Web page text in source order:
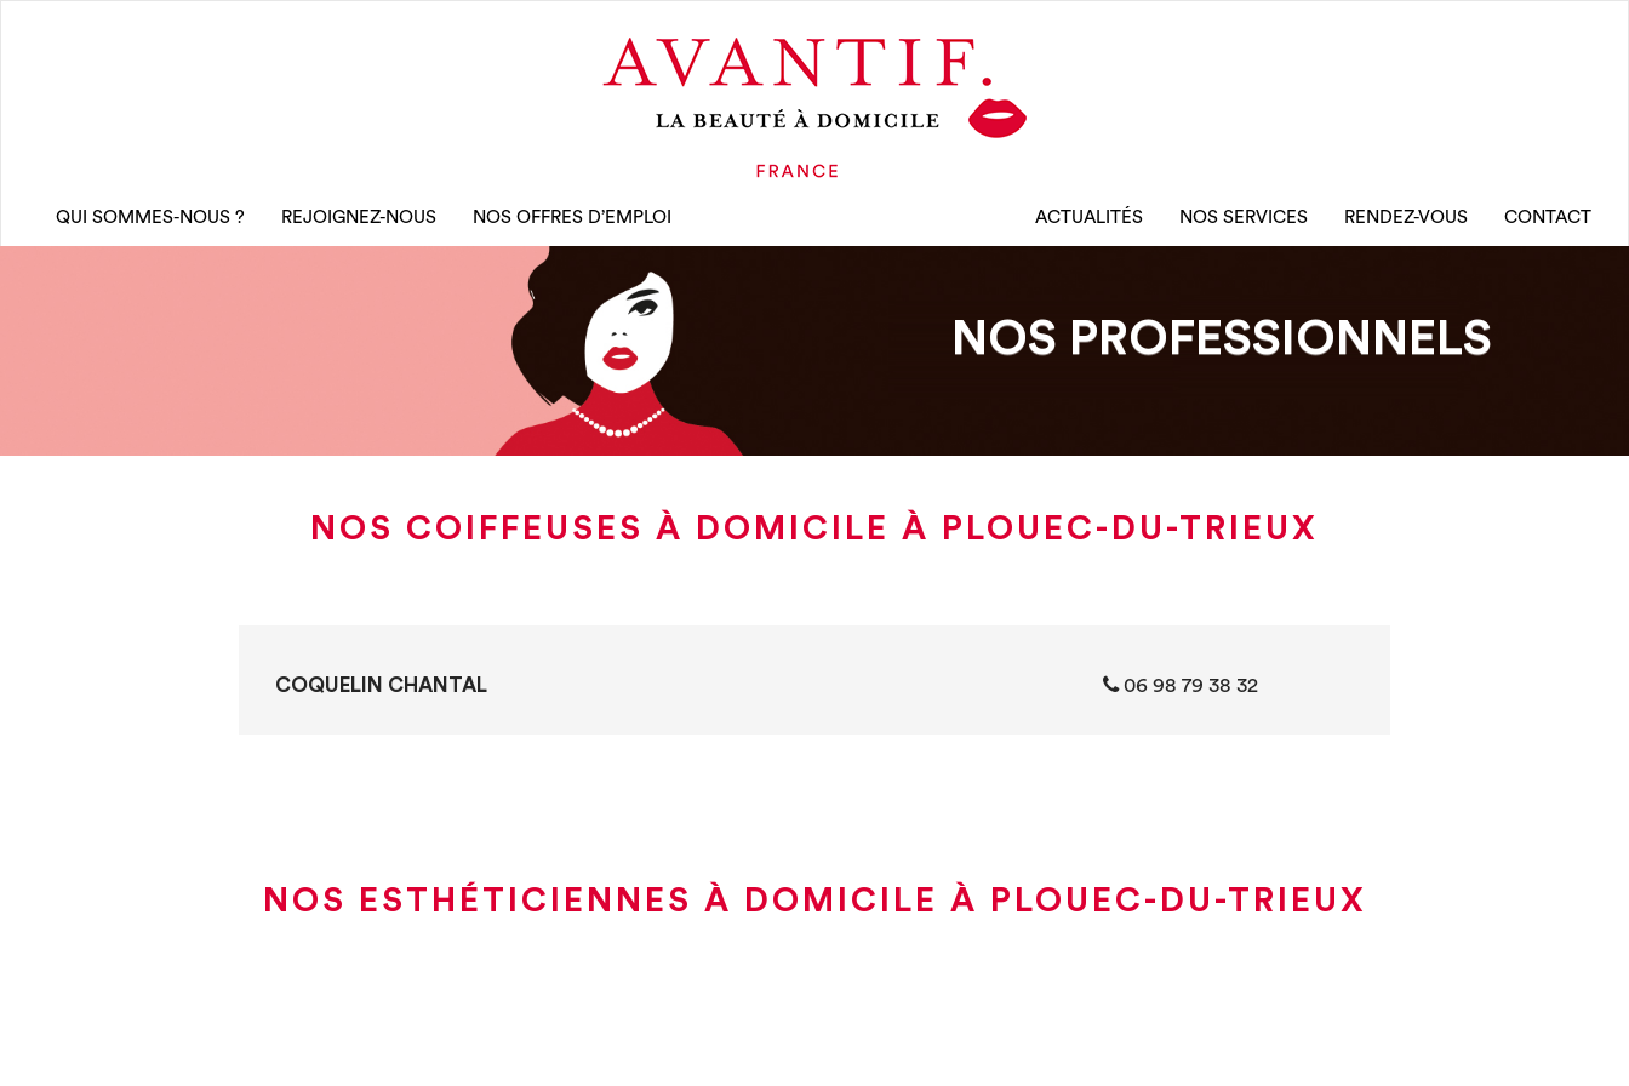
QUI SOMMES-NOUS ? REJOIGNEZ-NOUS NOS OFFRES D’EMPLOI ACTUALITÉS NOS SERVICES RENDEZ-VOUS CONTACT
NOS PROFESSIONNELS
NOS COIFFEUSES À DOMICILE À PLOUEC-DU-TRIEUX
COQUELIN CHANTAL 06 98 79 38 32
NOS ESTHÉTICIENNES À DOMICILE À PLOUEC-DU-TRIEUX